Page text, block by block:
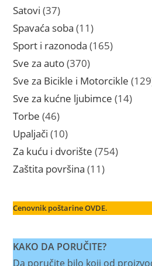
Satovi 3737
proizvoda
Spavaća soba 1111
proizvoda
Sport i razonoda 165165
Sve za auto 370370
proizvoda
Sve za Bicikle i Motorcikle 129
Sve za kućne ljubimce 1414
Torbe 4646
proizvoda
Upaljači 1010
proizvoda
Za kuću i dvorište 754754
Zaštita površina 1111
Cenovnik poštarine OVDE.
KAKO DA PORUČITE?
Da poručite bilo koji od